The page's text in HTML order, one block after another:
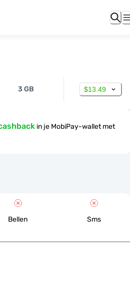
3 GB $13.49
in je MobiPay-wallet met
Bellen Sms